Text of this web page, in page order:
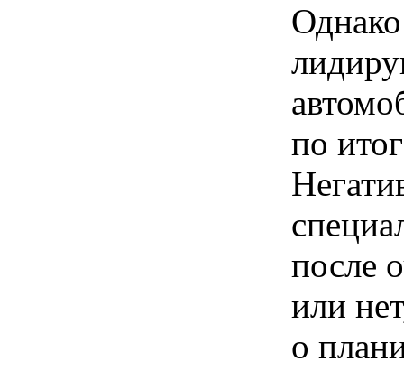
по
после
или
о